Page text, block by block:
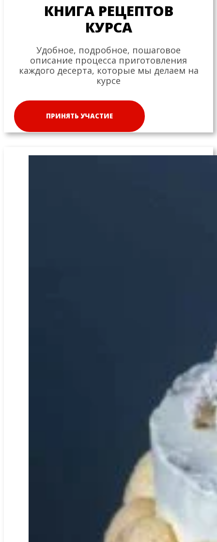
КНИГА РЕЦЕПТОВ
КУРСА
Удобное, подробное, пошаговое
описание процесса приготовления
каждого десерта, которые мы делаем на
курсе
ПРИНЯТЬ УЧАСТИЕ